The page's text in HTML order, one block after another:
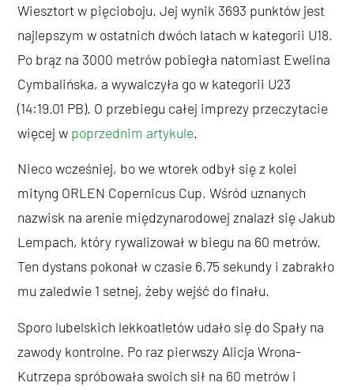
Wiesztort w pięcioboju. Jej wynik 3693 punktów jest
najlepszym w ostatnich dwóch latach w kategorii U18.
Po brąz na 3000 metrów pobiegła natomiast Ewelina
Cymbalińska, a wywalczyła go w kategorii U23
(14:19.01 PB). O przebiegu całej imprezy przeczytacie
więcej w poprzednim artykule.
Nieco wcześniej, bo we wtorek odbył się z kolei
mityng ORLEN Copernicus Cup. Wśród uznanych
nazwisk na arenie międzynarodowej znalazł się Jakub
Lempach, który rywalizował w biegu na 60 metrów.
Ten dystans pokonał w czasie 6.75 sekundy i zabrakło
mu zaledwie 1 setnej, żeby wejść do finału.
Sporo lubelskich lekkoatletów udało się do Spały na
zawody kontrolne. Po raz pierwszy Alicja Wrona-
Kutrzepa spróbowała swoich sił na 60 metrów i